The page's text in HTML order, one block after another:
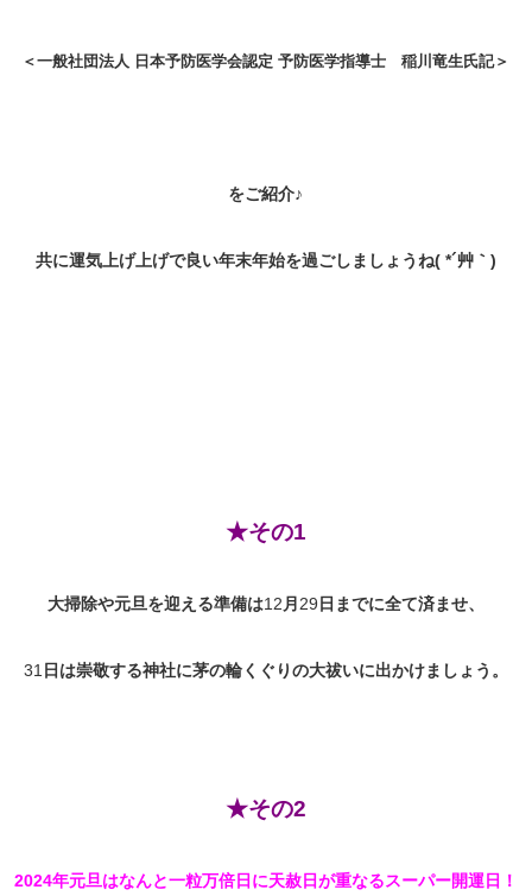
＜一般社団法人 日本予防医学会認定 予防医学指導士 稲川竜生氏記＞
をご紹介♪
共に運気上げ上げで良い年末年始を過ごしましょうね( *´艸｀)
★その1
大掃除や元旦を迎える準備は12 月 29 日までに全て済ませ、
31 日は崇敬する神社に茅の輪くぐりの大祓いに出かけましょう。
★その2
2024年元旦はなんと一粒万倍日に天赦日が重なるスーパー開運日！